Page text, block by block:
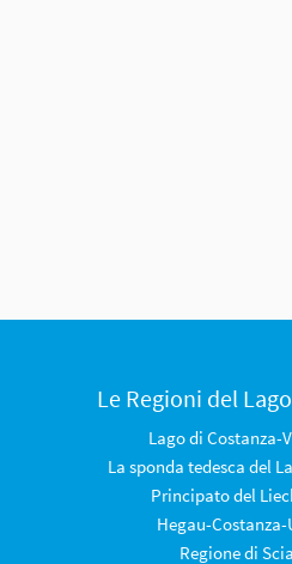
Le Regioni del
Lago di Costanza-
La sponda tedesca del
Principato del
Hegau-Costanza-
Regione di